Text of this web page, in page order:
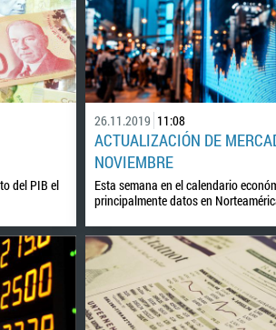
del PIB el
26.11.2019 11:08
ACTUALIZACIÓN DE
NOVIEMBRE
Esta semana en el calendario
principalmente datos en